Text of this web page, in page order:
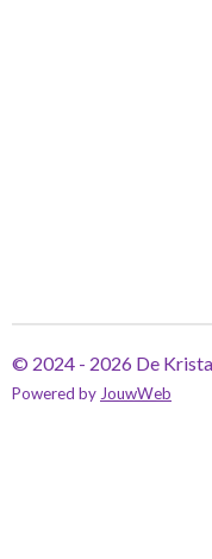
© 2024 - 2026 De
Powered by JouwWeb